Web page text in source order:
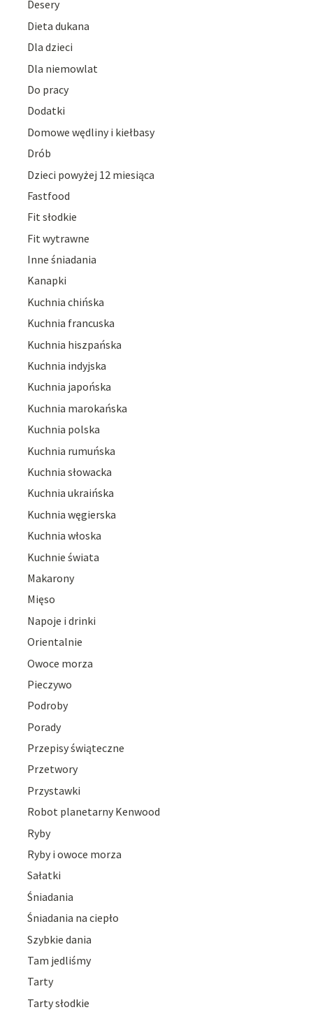
Desery
Dieta dukana
Dla dzieci
Dla niemowlat
Do pracy
Dodatki
Domowe wędliny i kiełbasy
Drób
Dzieci powyżej 12 miesiąca
Fastfood
Fit słodkie
Fit wytrawne
Inne śniadania
Kanapki
Kuchnia chińska
Kuchnia francuska
Kuchnia hiszpańska
Kuchnia indyjska
Kuchnia japońska
Kuchnia marokańska
Kuchnia polska
Kuchnia rumuńska
Kuchnia słowacka
Kuchnia ukraińska
Kuchnia węgierska
Kuchnia włoska
Kuchnie świata
Makarony
Mięso
Napoje i drinki
Orientalnie
Owoce morza
Pieczywo
Podroby
Porady
Przepisy świąteczne
Przetwory
Przystawki
Robot planetarny Kenwood
Ryby
Ryby i owoce morza
Sałatki
Śniadania
Śniadania na ciepło
Szybkie dania
Tam jedliśmy
Tarty
Tarty słodkie